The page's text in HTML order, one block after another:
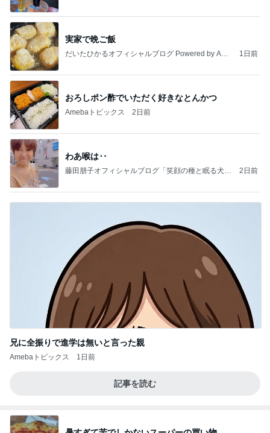
実家で晩ご飯
だいたひかるオフィシャルブログ Powered by Ame
1日前
おろしポン酢でいただく好きなとんかつ
Amebaトピックス 2日前
わあ喉は‥
藤田朋子オフィシャルブログ「笑顔の種と眠る犬」
2日前
兄に全振りで進学は無いと言った親
Amebaトピックス 1日前
記事を読む